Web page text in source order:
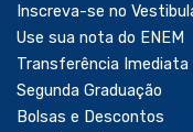
Inscreva-se no
Use sua nota do ENEM
Transferência Imediata
Segunda Graduação
Bolsas e Descontos